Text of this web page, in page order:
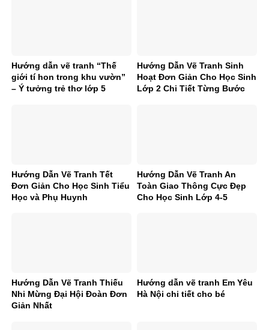
Hướng dẫn vẽ tranh “Thế
giới tí hon trong khu vườn”
– Ý tưởng trẻ thơ lớp 5
Hướng Dẫn Vẽ Tranh Sinh
Hoạt Đơn Giản Cho Học Sinh
Lớp 2 Chi Tiết Từng Bước
Hướng Dẫn Vẽ Tranh Tết
Đơn Giản Cho Học Sinh Tiểu
Học và Phụ Huynh
Hướng Dẫn Vẽ Tranh An
Toàn Giao Thông Cực Đẹp
Cho Học Sinh Lớp 4-5
Hướng Dẫn Vẽ Tranh Thiếu
Nhi Mừng Đại Hội Đoàn Đơn
Giản Nhất
Hướng dẫn vẽ tranh Em Yêu
Hà Nội chi tiết cho bé